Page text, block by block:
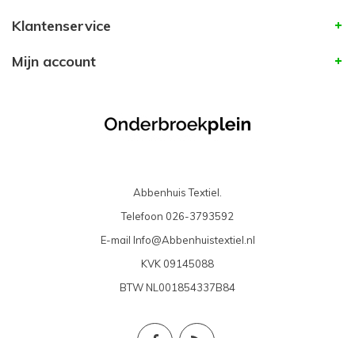
Klantenservice
Mijn account
Abbenhuis Textiel.
Telefoon 026-3793592
E-mail Info@Abbenhuistextiel.nl
KVK 09145088
BTWNL001854337B84